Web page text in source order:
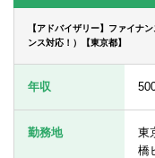
【アドバイザリー】ファイナ
ンス対応！）【東京都】
年収
勤務地
東
橋